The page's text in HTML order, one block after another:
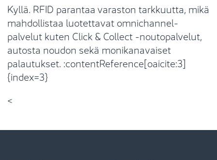
Kyllä. RFID parantaa varaston tarkkuutta, mikä
mahdollistaa luotettavat omnichannel-
palvelut kuten Click & Collect -noutopalvelut,
autosta noudon sekä monikanavaiset
palautukset. :contentReference[oaicite:3]
{index=3}
<